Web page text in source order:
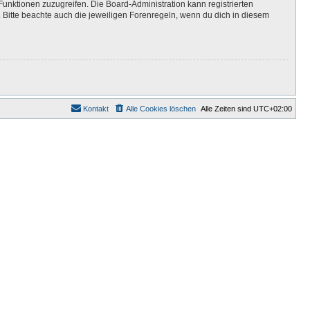
zuzugreifen. Die Board-Administration kann registrierten
beachte auch die jeweiligen Forenregeln, wenn du dich in diesem
Alle Zeiten sind UTC+02:00
Alle Cookies löschen
Kontakt